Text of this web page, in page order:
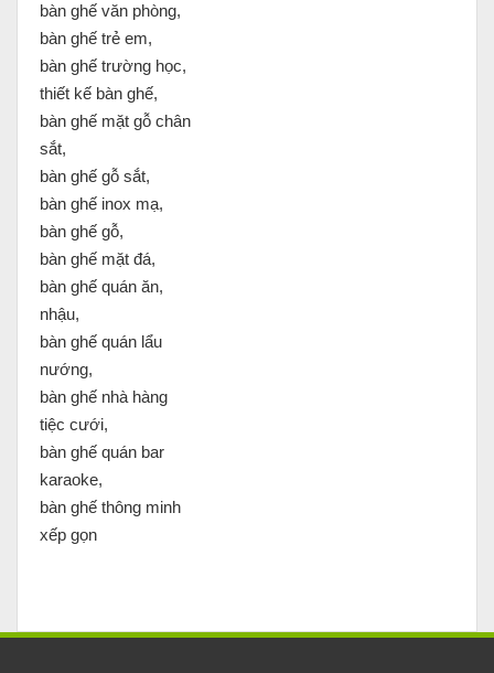
bàn ghế văn phòng,
bàn ghế trẻ em,
bàn ghế trường học,
thiết kế bàn ghế,
bàn ghế mặt gỗ chân
sắt,
bàn ghế gỗ sắt,
bàn ghế inox mạ,
bàn ghế gỗ,
bàn ghế mặt đá,
bàn ghế quán ăn,
nhậu,
bàn ghế quán lẩu
nướng,
bàn ghế nhà hàng
tiệc cưới,
bàn ghế quán bar
karaoke,
bàn ghế thông minh
xếp gọn